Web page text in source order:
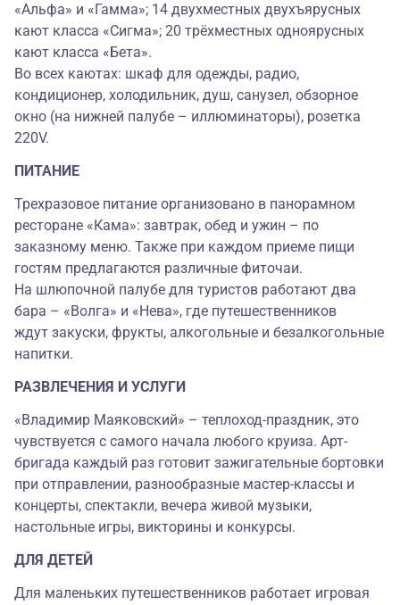
«Альфа» и «Гамма»; 14 двухместных двухъярусных
кают класса «Сигма»; 20 трёхместных одноярусных
кают класса «Бета».
Во всех каютах: шкаф для одежды, радио,
кондиционер, холодильник, душ, санузел, обзорное
окно (на нижней палубе – иллюминаторы), розетка
220V.
ПИТАНИЕ
Трехразовое питание организовано в панорамном
ресторане «Кама»: завтрак, обед и ужин – по
заказному меню. Также при каждом приеме пищи
гостям предлагаются различные фиточаи.
На шлюпочной палубе для туристов работают два
бара – «Волга» и «Нева», где путешественников
ждут закуски, фрукты, алкогольные и безалкогольные
напитки.
РАЗВЛЕЧЕНИЯ И УСЛУГИ
«Владимир Маяковский» – теплоход-праздник, это
чувствуется с самого начала любого круиза. Арт-
бригада каждый раз готовит зажигательные бортовки
при отправлении, разнообразные мастер-классы и
концерты, спектакли, вечера живой музыки,
настольные игры, викторины и конкурсы.
ДЛЯ ДЕТЕЙ
Для маленьких путешественников работает игровая